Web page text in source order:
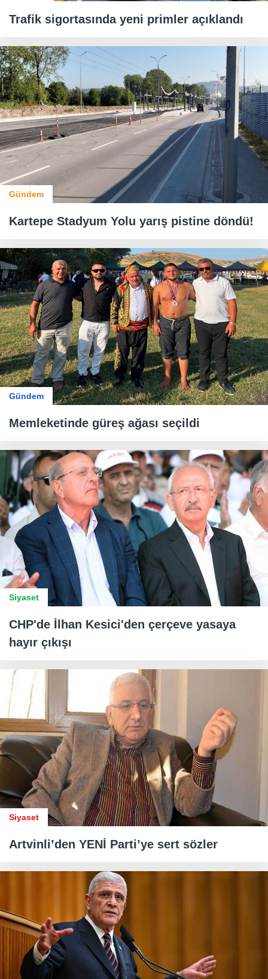
Trafik sigortasında yeni primler açıklandı
Gündem
Kartepe Stadyum Yolu yarış pistine döndü!
Gündem
Memleketinde güreş ağası seçildi
Siyaset
CHP'de İlhan Kesici'den çerçeve yasaya
hayır çıkışı
Siyaset
Artvinli’den YENİ Parti’ye sert sözler